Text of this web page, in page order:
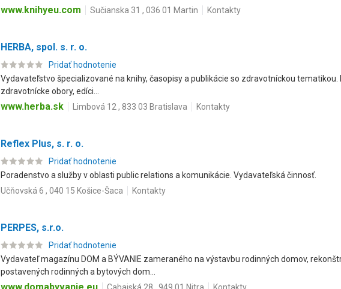
www.knihyeu.com Sučianska 31 , 036 01 Martin Kontakty
HERBA, spol. s. r. o.
Pridať hodnotenie
Vydavateľstvo špecializované na knihy, časopisy a publikácie so zdravotníckou tematikou.
zdravotnícke obory, edíci...
www.herba.sk Limbová 12 , 833 03 Bratislava Kontakty
Reflex Plus, s. r. o.
Pridať hodnotenie
Poradenstvo a služby v oblasti public relations a komunikácie. Vydavateľská činnosť.
Učňovská 6 , 040 15 Košice-Šaca
Kontakty
PERPES, s.r.o.
Pridať hodnotenie
Vydavateľ magazínu DOM a BÝVANIE zameraného na výstavbu rodinných domov,
postavených rodinných a bytových dom...